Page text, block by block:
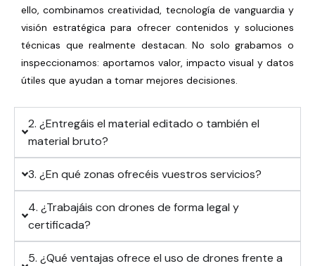
ello, combinamos creatividad, tecnología de vanguardia y
visión estratégica para ofrecer contenidos y soluciones
técnicas que realmente destacan. No solo grabamos o
inspeccionamos: aportamos valor, impacto visual y datos
útiles que ayudan a tomar mejores decisiones.
2. ¿Entregáis el material editado o también el
material bruto?
3. ¿En qué zonas ofrecéis vuestros servicios?
4. ¿Trabajáis con drones de forma legal y
certificada?
5. ¿Qué ventajas ofrece el uso de drones frente a